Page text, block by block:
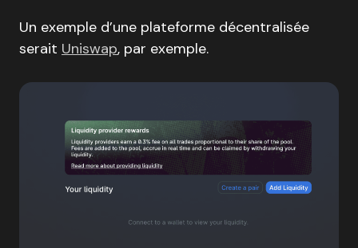
Un exemple d’une plateforme décentralisée
serait Uniswap, par exemple.